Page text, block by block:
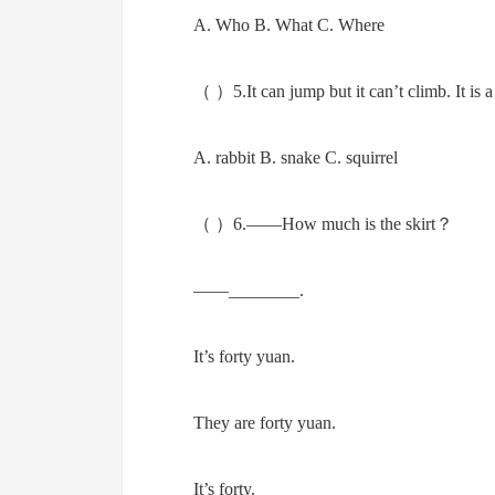
A. Who B. What C. Where
（ ）5.It can jump but it can’t climb. It is
A. rabbit B. snake C. squirrel
（ ）6.——How much is the skirt？
——________.
It’s forty yuan.
They are forty yuan.
It’s forty.